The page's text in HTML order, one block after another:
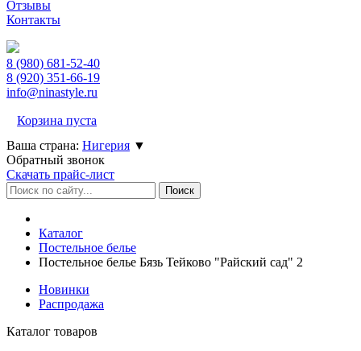
Отзывы
Контакты
8 (980) 681-52-40
8 (920) 351-66-19
info@ninastyle.ru
Корзина пуста
Ваша страна: Нигерия ▼
Обратный звонок
Скачать прайс-лист
Каталог
Постельное белье
Постельное белье Бязь Тейково "Райский сад" 2
Новинки
Распродажа
Каталог товаров